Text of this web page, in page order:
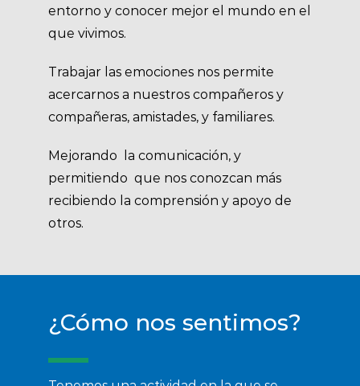
entorno y conocer mejor el mundo en el
que vivimos.
Trabajar las emociones nos permite
acercarnos a nuestros compañeros y
compañeras, amistades, y familiares.
Mejorando la comunicación, y
permitiendo que nos conozcan más
recibiendo la comprensión y apoyo de
otros.
¿Cómo nos sentimos?